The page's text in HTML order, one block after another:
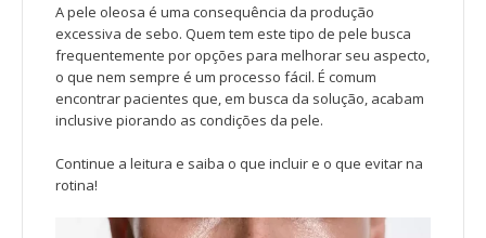
A pele oleosa é uma consequência da produção
excessiva de sebo. Quem tem este tipo de pele busca
frequentemente por opções para melhorar seu aspecto,
o que nem sempre é um processo fácil. É comum
encontrar pacientes que, em busca da solução, acabam
inclusive piorando as condições da pele.
Continue a leitura e saiba o que incluir e o que evitar na
rotina!